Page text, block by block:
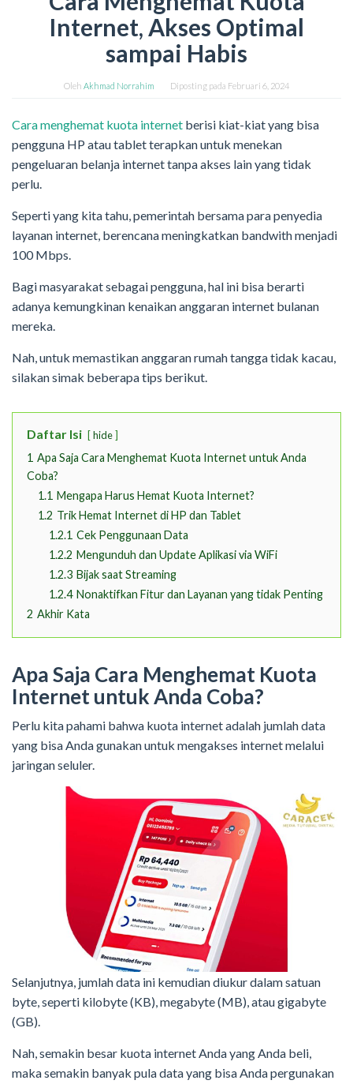
Internet, Akses Optimal
sampai Habis
Oleh Akhmad Norrahim Diposting pada Februari 6, 2024
Cara menghemat kuota internet berisi kiat-kiat yang bisa
pengguna HP atau tablet terapkan untuk menekan
pengeluaran belanja internet tanpa akses lain yang tidak
perlu.
Seperti yang kita tahu, pemerintah bersama para penyedia
layanan internet, berencana meningkatkan bandwith menjadi
100 Mbps.
Bagi masyarakat sebagai pengguna, hal ini bisa berarti
adanya kemungkinan kenaikan anggaran internet bulanan
mereka.
Nah, untuk memastikan anggaran rumah tangga tidak kacau,
silakan simak beberapa tips berikut.
Daftar Isi hide
1 Apa Saja Cara Menghemat Kuota Internet untuk Anda
Coba?
1.1 Mengapa Harus Hemat Kuota Internet?
1.2 Trik Hemat Internet di HP dan Tablet
1.2.1 Cek Penggunaan Data
1.2.2 Mengunduh dan Update Aplikasi via WiFi
1.2.3 Bijak saat Streaming
1.2.4 Nonaktifkan Fitur dan Layanan yang tidak Penting
2 Akhir Kata
Apa Saja Cara Menghemat Kuota
Internet untuk Anda Coba?
Perlu kita pahami bahwa kuota internet adalah jumlah data
yang bisa Anda gunakan untuk mengakses internet melalui
jaringan seluler.
Selanjutnya, jumlah data ini kemudian diukur dalam satuan
byte, seperti kilobyte (KB), megabyte (MB), atau gigabyte
(GB).
Nah, semakin besar kuota internet Anda yang Anda beli,
maka semakin banyak pula data yang bisa Anda pergunakan